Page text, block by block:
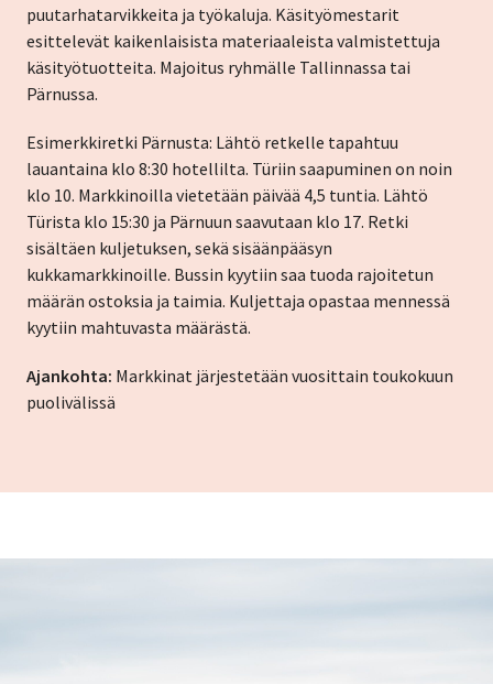
puutarhatarvikkeita ja työkaluja. Käsityömestarit
esittelevät kaikenlaisista materiaaleista valmistettuja
käsityötuotteita. Majoitus ryhmälle Tallinnassa tai
Pärnussa.
Esimerkkiretki Pärnusta: Lähtö retkelle tapahtuu
lauantaina klo 8:30 hotellilta. Türiin saapuminen on noin
klo 10. Markkinoilla vietetään päivää 4,5 tuntia. Lähtö
Türista klo 15:30 ja Pärnuun saavutaan klo 17. Retki
sisältäen kuljetuksen, sekä sisäänpääsyn
kukkamarkkinoille. Bussin kyytiin saa tuoda rajoitetun
määrän ostoksia ja taimia. Kuljettaja opastaa mennessä
kyytiin mahtuvasta määrästä.
Ajankohta: Markkinat järjestetään vuosittain toukokuun
puolivälissä